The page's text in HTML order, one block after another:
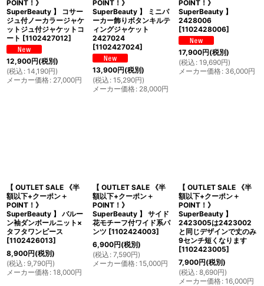
POINT！》
SuperBeauty 】 コサー
ジュ付ノーカラージャケ
ットジュ付ジャケットコ
ート [1102427012]
12,900円(税別)
(税込 : 14,190円)
メーカー価格: 27,000円
POINT！》
SuperBeauty 】 ミニパ
ーカー飾りボタンキルテ
ィングジャケット
2427024
[1102427024]
13,900円(税別)
(税込 : 15,290円)
メーカー価格: 28,000円
POINT！》
SuperBeauty 】
2428006
[1102428006]
17,900円(税別)
(税込 : 19,690円)
メーカー価格: 36,000円
【 OUTLET SALE 《半
額以下+クーポン＋
POINT！》
SuperBeauty 】 バルー
ン袖ダンボールニット×
タフタワンピース
[1102426013]
8,900円(税別)
(税込 : 9,790円)
メーカー価格: 18,000円
【 OUTLET SALE 《半
額以下+クーポン＋
POINT！》
SuperBeauty 】 サイド
花モチーフ付ワイド系パ
ンツ [1102424003]
6,900円(税別)
(税込 : 7,590円)
メーカー価格: 15,000円
【 OUTLET SALE 《半
額以下+クーポン＋
POINT！》
SuperBeauty 】
2423005は2423002
と同じデザインで丈のみ
9センチ短くなります
[1102423005]
7,900円(税別)
(税込 : 8,690円)
メーカー価格: 16,000円